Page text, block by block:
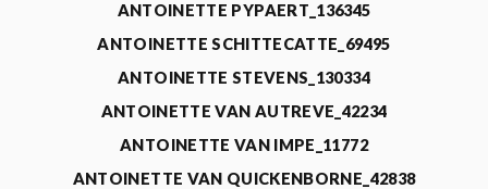
ANTOINETTE PYPAERT_136345
ANTOINETTE SCHITTECATTE_69495
ANTOINETTE STEVENS_130334
ANTOINETTE VAN AUTREVE_42234
ANTOINETTE VAN IMPE_11772
ANTOINETTE VAN QUICKENBORNE_42838